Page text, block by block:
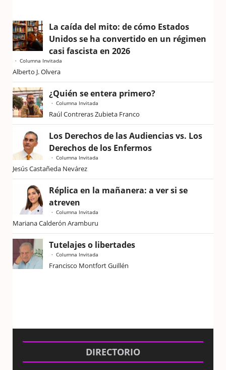
La caída del mito: de cómo Estados
Unidos se ha convertido en un régimen
casi fascista en 2026
Columna Invitada
Alberto J. Olvera
¿Quién se entera primero?
Columna Invitada
Raúl Contreras Zubieta Franco
Los Derechos de las Audiencias vs. Los
Derechos de los Enfermos
Columna Invitada
Jesús Castañeda Nevárez
Réplica en la mañanera: a ver si se
atreven
Columna Invitada
Mariana Calderón Aramburu
Tutelajes o libertades
Columna Invitada
Francisco Montfort Guillén
DIRECTORIO